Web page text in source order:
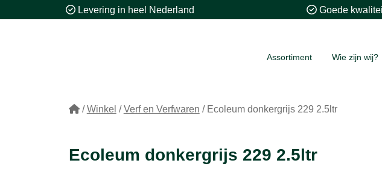
Levering in heel Nederland Goede
Assortiment Wie zijn wij?
/ Winkel / Verf en Verfwaren / Ecoleum donkergrijs 229 2.5ltr
Ecoleum donkergrijs 229 2.5ltr